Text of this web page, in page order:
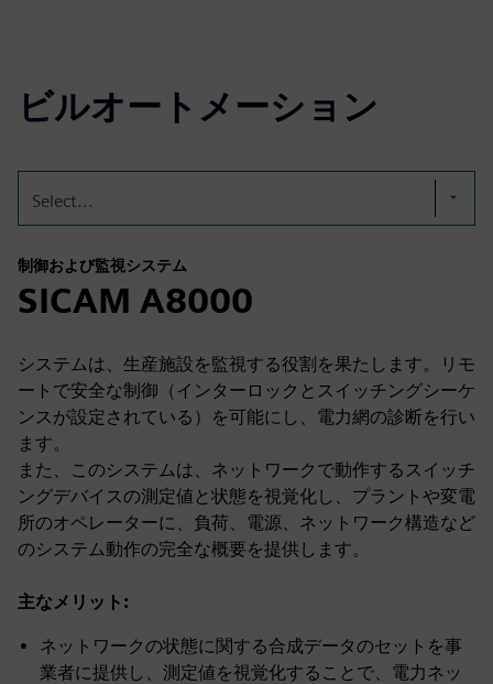
ビルオートメーション
Select...
制御および監視システム
SICAM A8000
システムは、生産施設を監視する役割を果たします。リモ
ートで安全な制御（インターロックとスイッチングシーケ
ンスが設定されている）を可能にし、電力網の診断を行い
ます。
また、このシステムは、ネットワークで動作するスイッチ
ングデバイスの測定値と状態を視覚化し、プラントや変電
所のオペレーターに、負荷、電源、ネットワーク構造など
のシステム動作の完全な概要を提供します。
主なメリット:
ネットワークの状態に関する合成データのセットを事
業者に提供し、測定値を視覚化することで、電力ネッ